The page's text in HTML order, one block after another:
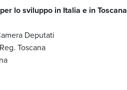
lo sviluppo in Italia e in Toscana
Deputati
Toscana